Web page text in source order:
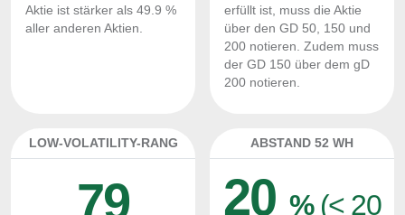
Aktie ist stärker als 49.9 %
aller anderen Aktien.
erfüllt ist, muss die Aktie
über den GD 50, 150 und
200 notieren. Zudem muss
der GD 150 über dem gD
200 notieren.
LOW-VOLATILITY-RANG
79
ABSTAND 52 WH
20% (< 20